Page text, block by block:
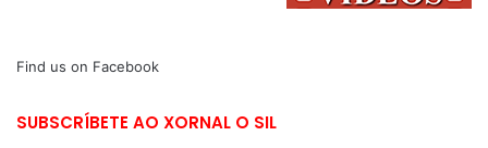
Find us on Facebook
SUBSCRÍBETE AO XORNAL O SIL